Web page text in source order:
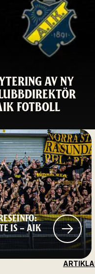
AV NY
FOTBOLL
IS – AIK